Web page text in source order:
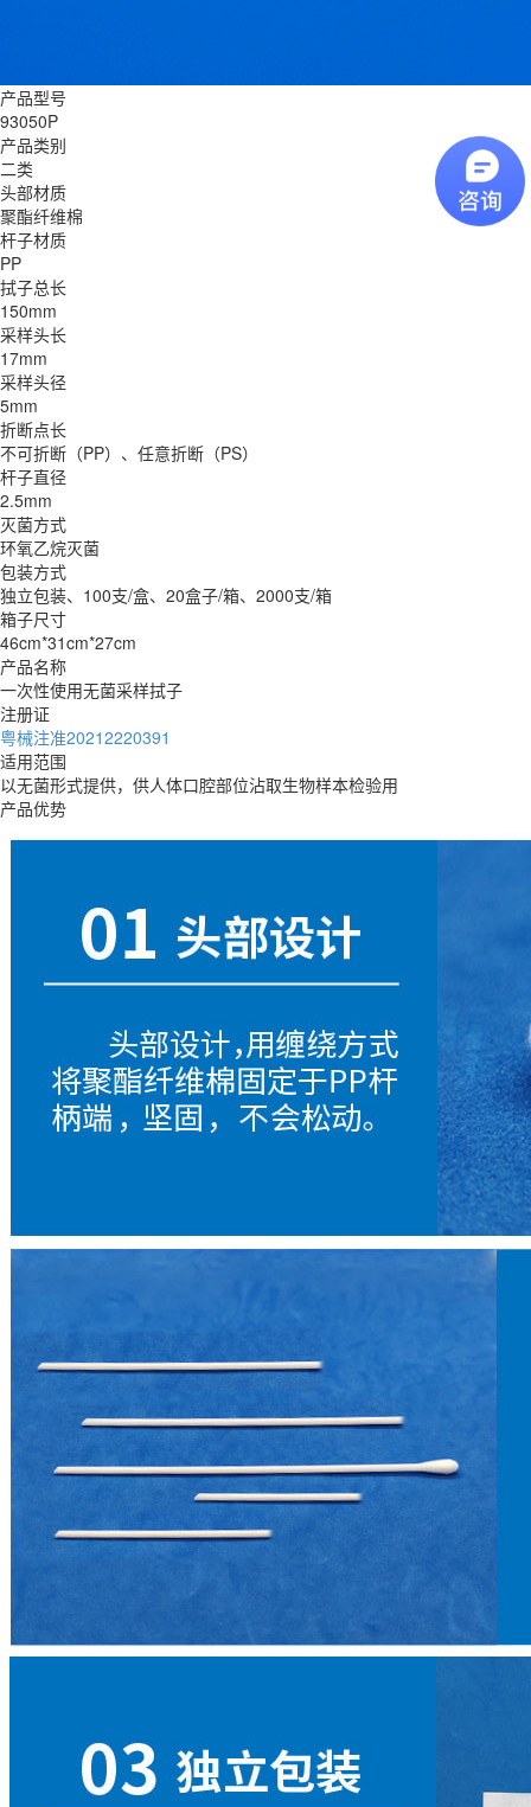
产品型号
93050P
产品类别
二类
头部材质
聚酯纤维棉
杆子材质
PP
拭子总长
150mm
采样头长
17mm
采样头径
5mm
折断点长
不可折断（PP）、任意折断（PS）
杆子直径
2.5mm
灭菌方式
环氧乙烷灭菌
包装方式
独立包装、100支/盒、20盒子/箱、2000支/箱
箱子尺寸
46cm*31cm*27cm
产品名称
一次性使用无菌采样拭子
注册证
粤械注准20212220391
适用范围
以无菌形式提供，供人体口腔部位沾取生物样本检验用
产品优势